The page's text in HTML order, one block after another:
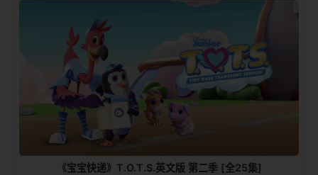
《宝宝快递》T.O.T.S.英文版 第二季 [全25集]